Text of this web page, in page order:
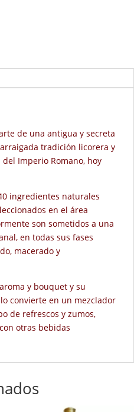
de una antigua y secreta
tradición licorera y
Imperio Romano, hoy
ingredientes naturales
en el área
son sometidos a una
en todas sus fases
macerado y
y bouquet y su
convierte en un mezclador
de refrescos y zumos,
otras bebidas